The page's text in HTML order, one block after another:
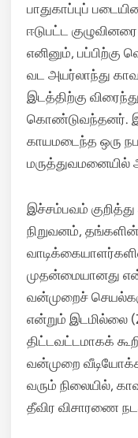
பாதுகாப்புப்
ஈடுபட்ட
எனினும், பப்பிற்கு
வட அயர்லாந்து
இடத்திற்கு
கொண்டுவந்தனர்.
காயமடைந்த ஒரு
மருத்துவமனையில்
இச்சம்பவம்
நிறுவனம்,
முதன்மையானது
வன்முறைச்
என்றும் இடமில்லை
திட்டவட்டமாகக்
வன்முறை
வரும் நிலையில்,
தீவிர விசாரணை